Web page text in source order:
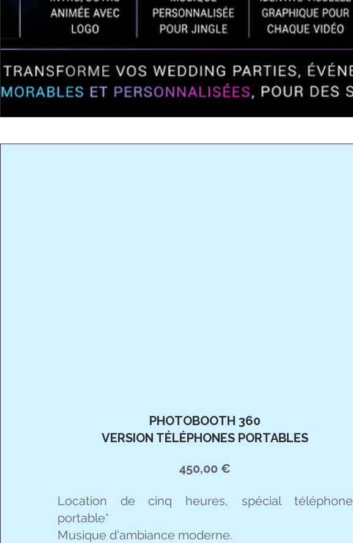
PHOTOBOOTH 360
VERSION TÉLÉPHONES PORTABLES
450,00 €
Location de cinq heures, spécial téléphone
portable*
Musique d'ambiance moderne.